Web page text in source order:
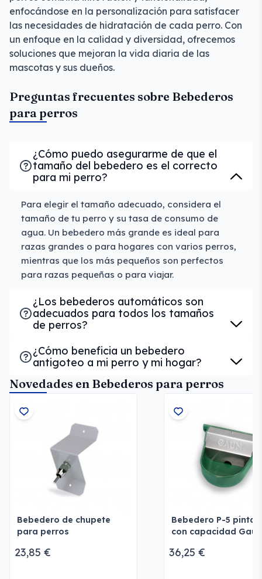
enfocándose en la personalización para satisfacer
las necesidades de hidratación de cada perro. Con
un enfoque en la calidad y diversidad, ofrecemos
soluciones que mejoran la vida diaria de las
mascotas y sus dueños.
Preguntas frecuentes sobre Bebederos
para perros
¿Cómo puedo asegurarme de que el
tamaño del bebedero es el correcto
para mi perro?
Para elegir el tamaño adecuado, considera el
tamaño de tu perro y su tasa de consumo de
agua. Un bebedero más grande es ideal para
razas grandes o para hogares con varios perros,
mientras que los más pequeños son perfectos
para razas pequeñas o para viajar.
¿Los bebederos automáticos son
adecuados para todos los tamaños
de perros?
¿Cómo beneficia un bebedero
antigoteo a mi perro y mi hogar?
Novedades en Bebederos para perros
Bebedero de chupete
para perros
23,85 €
Bebedero P-5
con capacidad Gaun
36,25 €